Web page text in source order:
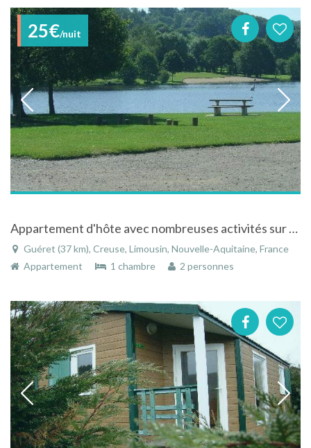
25€/nuit
Appartement d'hôte avec nombreuses activités sur place pour tous
Guéret (37 km), Creuse, Limousin, Nouvelle-Aquitaine, France
Appartement
1 chambre 2 personnes